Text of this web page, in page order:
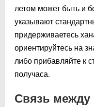
летом может быть и
указывают
придерживаетесь
ориентируйтесь на
либо прибавляйте к
получаса.
Связь